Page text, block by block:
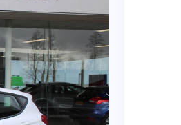
betere deal
Bekijk volledige FAQ’s
Zakelijk
Vragen over zakelijk
Particulier
Vragen over particulier